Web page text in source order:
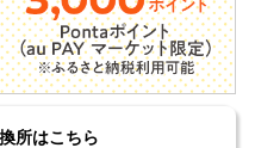
所はこちら